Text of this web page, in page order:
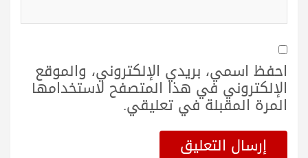
احفظ اسمي، بريدي الإلكتروني، والموقع
الإلكتروني في هذا المتصفح لاستخدامها
المرة المقبلة في تعليقي.